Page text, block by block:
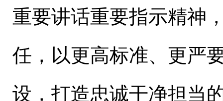
重要讲话重要指示精神
任，以更高标准、更严
设，打造忠诚干净担当